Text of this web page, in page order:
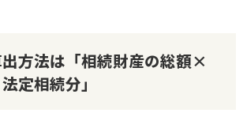
方法は「相続財産の総額×
定相続分」